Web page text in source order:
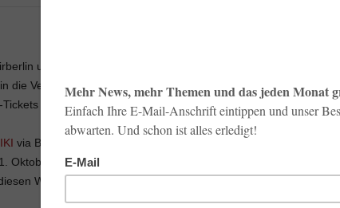
und NIKI ihre Passagiere diesen Herbst und Winter zu
die Vereinigten Staaten von Amerika. Vom 6. bis 19. September
ins Land der unbegrenzten Möglichkeiten zur Verfügung.
via Berlin oder Düsseldorf Flüge ab 479 Euro nach New York und
Oktober bis 13. Dezember 2013 und vom 13. Januar bis 21. März
Winter via Berlin und Düsseldorf bereits ab 579 Euro für den